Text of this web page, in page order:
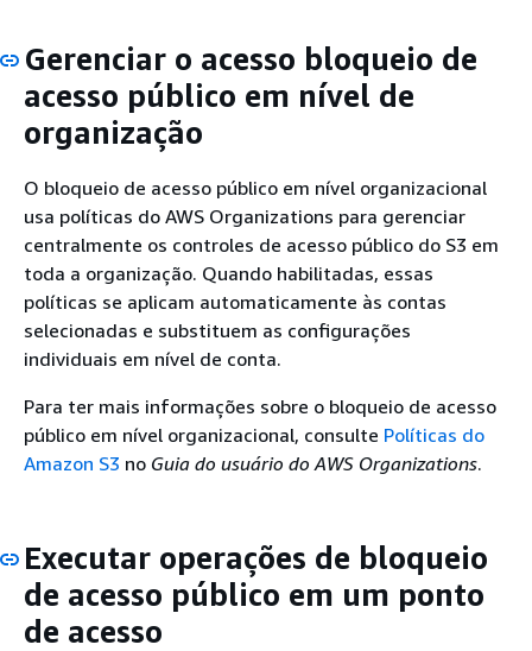
Gerenciar o acesso bloqueio de
acesso público em nível de
organização
O bloqueio de acesso público em nível organizacional
usa políticas do AWS Organizations para gerenciar
centralmente os controles de acesso público do S3 em
toda a organização. Quando habilitadas, essas
políticas se aplicam automaticamente às contas
selecionadas e substituem as configurações
individuais em nível de conta.
Para ter mais informações sobre o bloqueio de acesso
público em nível organizacional, consulte Políticas do
Amazon S3 no Guia do usuário do AWS Organizations.
Executar operações de bloqueio
de acesso público em um ponto
de acesso